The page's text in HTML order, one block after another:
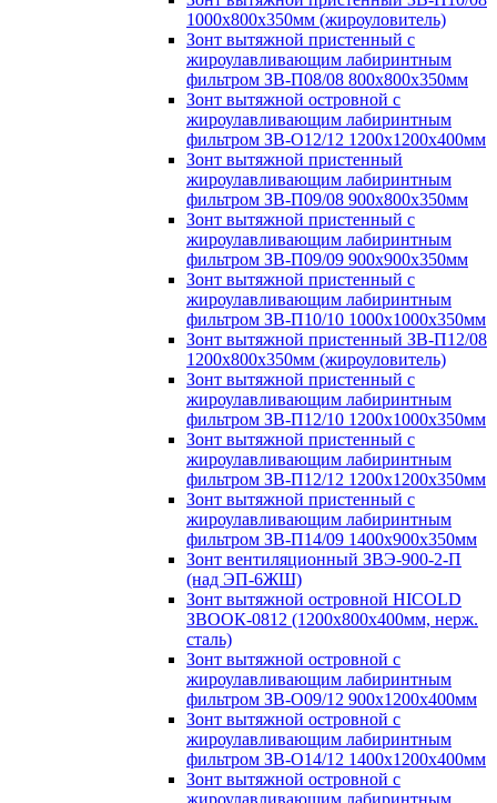
1000х800х350мм (жироуловитель)
Зонт вытяжной пристенный с
жироулавливающим лабиринтным
фильтром ЗВ-П08/08 800х800х350мм
Зонт вытяжной островной с
жироулавливающим лабиринтным
фильтром ЗВ-О12/12 1200х1200х400мм
Зонт вытяжной пристенный
жироулавливающим лабиринтным
фильтром ЗВ-П09/08 900х800х350мм
Зонт вытяжной пристенный с
жироулавливающим лабиринтным
фильтром ЗВ-П09/09 900х900х350мм
Зонт вытяжной пристенный с
жироулавливающим лабиринтным
фильтром ЗВ-П10/10 1000х1000х350мм
Зонт вытяжной пристенный ЗВ-П12/08
1200х800х350мм (жироуловитель)
Зонт вытяжной пристенный с
жироулавливающим лабиринтным
фильтром ЗВ-П12/10 1200х1000х350мм
Зонт вытяжной пристенный с
жироулавливающим лабиринтным
фильтром ЗВ-П12/12 1200х1200х350мм
Зонт вытяжной пристенный с
жироулавливающим лабиринтным
фильтром ЗВ-П14/09 1400х900х350мм
Зонт вентиляционный ЗВЭ-900-2-П
(над ЭП-6ЖШ)
Зонт вытяжной островной HICOLD
ЗВООК-0812 (1200х800x400мм, нерж.
сталь)
Зонт вытяжной островной с
жироулавливающим лабиринтным
фильтром ЗВ-О09/12 900х1200х400мм
Зонт вытяжной островной с
жироулавливающим лабиринтным
фильтром ЗВ-О14/12 1400х1200х400мм
Зонт вытяжной островной с
жироулавливающим лабиринтным